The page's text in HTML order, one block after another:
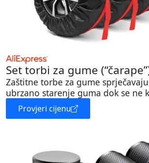
Set torbi za gume
Zaštitne torbe za gume
ubrzano starenje guma dok se ne
Provjeri cijenu